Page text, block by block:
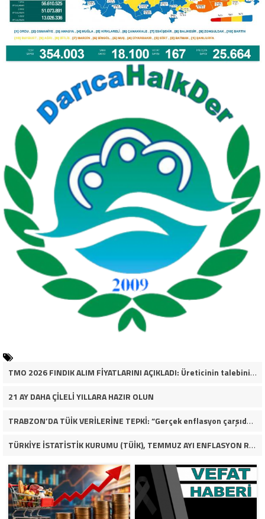
TMO 2026 FINDIK ALIM FİYATLARINI AÇIKLADI: Üreticinin talebinin çok altında
21 AY DAHA ÇİLELİ YILLARA HAZIR OLUN
TRABZON’DA TÜİK VERİLERİNE TEPKİ: “Gerçek enflasyon çarşıda, pazarda ve mutfakta yaşanıyor”
TÜRKİYE İSTATİSTİK KURUMU (TÜİK), TEMMUZ AYI ENFLASYON RAKAMLARINI AÇIKLADI